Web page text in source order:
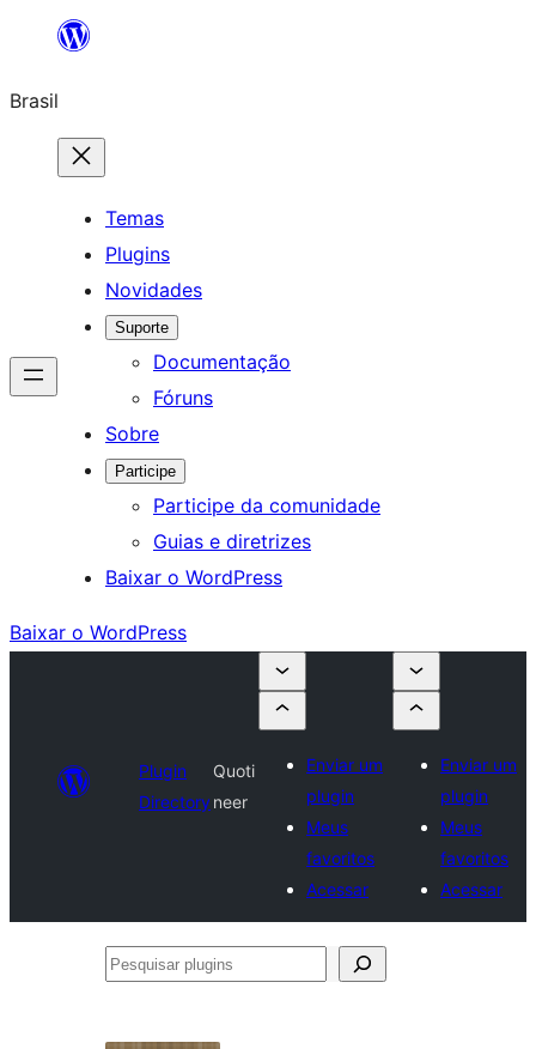
o
conteúdo
Brasil
Temas
Plugins
Novidades
Suporte
Documentação
Fóruns
Sobre
Participe
Participe da comunidade
Guias e diretrizes
Baixar o WordPress
Baixar o WordPress
Plugin
Directory
Quoti
neer
Enviar um
plugin
Meus
favoritos
Acessar
Enviar um
plugin
Meus
favoritos
Acessar
Pesquisar